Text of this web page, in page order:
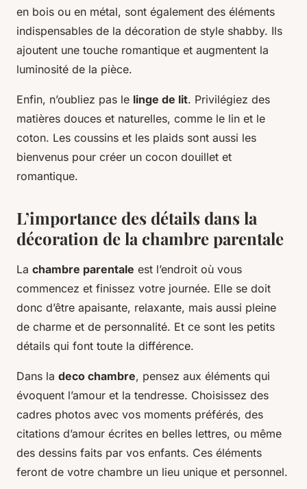
en bois ou en métal, sont également des éléments
indispensables de la décoration de style shabby. Ils
ajoutent une touche romantique et augmentent la
luminosité de la pièce.
Enfin, n’oubliez pas le linge de lit. Privilégiez des
matières douces et naturelles, comme le lin et le
coton. Les coussins et les plaids sont aussi les
bienvenus pour créer un cocon douillet et
romantique.
L’importance des détails dans la
décoration de la chambre parentale
La chambre parentale est l’endroit où vous
commencez et finissez votre journée. Elle se doit
donc d’être apaisante, relaxante, mais aussi pleine
de charme et de personnalité. Et ce sont les petits
détails qui font toute la différence.
Dans la deco chambre, pensez aux éléments qui
évoquent l’amour et la tendresse. Choisissez des
cadres photos avec vos moments préférés, des
citations d’amour écrites en belles lettres, ou même
des dessins faits par vos enfants. Ces éléments
feront de votre chambre un lieu unique et personnel.